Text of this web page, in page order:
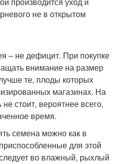
не в открытом
– не дефицит. При покупке
внимание на размер
те, плоды которых
магазинах. На
стоит, вероятнее всего,
время.
семена можно как в
для этой
во влажный, рыхлый